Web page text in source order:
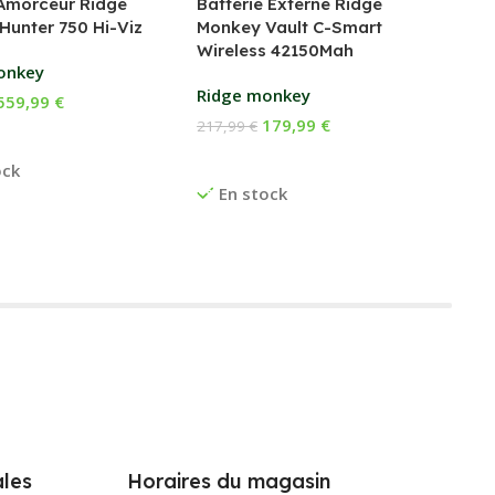
750 Hi-Viz
€
Monkey Vault C-Smart
Wireless 42150Mah
Ridge monkey
En stock
217,99€ 179,99 €
Horaires du magasin